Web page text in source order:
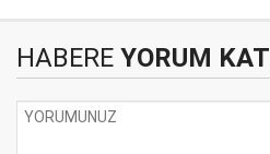
HABERE YORUM KAT